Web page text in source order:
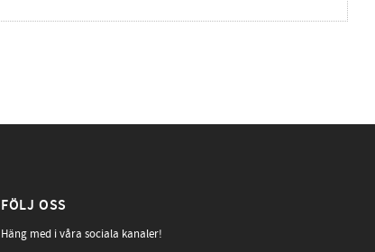
FÖLJ OSS
Häng med i våra sociala kanaler!